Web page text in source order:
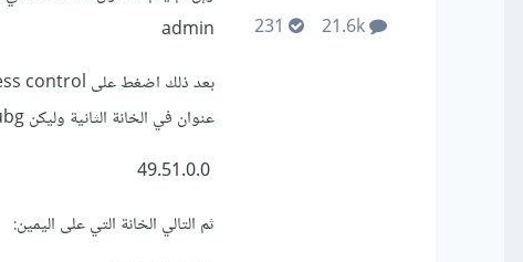
admin
عنوان في الخانة الثانية وليكن pubg، بعد ذلك قم بإدخال العنوان التالي في الخانة التي على اليسار:
ثم التالي الخانة التي على اليمين: